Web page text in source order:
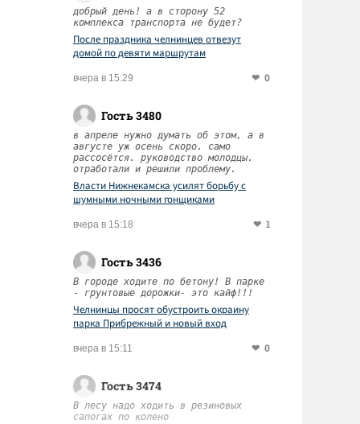
добрый день! а в сторону 52
комплекса транспорта не будет?
После праздника челнинцев отвезут
домой по девяти маршрутам
вчера в 15:29 0
Гость 3480
в апреле нужно думать об этом, а в
августе уж осень скоро. само
рассосётся. руководство молодцы.
отработали и решили проблему.
Власти Нижнекамска усилят борьбу с
шумными ночными гонщиками
вчера в 15:18 1
Гость 3436
В городе ходите по бетону! В парке
- грунтовые дорожки- это кайф!!!
Челнинцы просят обустроить окраину
парка Прибрежный и новый вход
вчера в 15:11 0
Гость 3474
В лесу надо ходить в резиновых
сапогах по колено